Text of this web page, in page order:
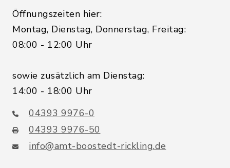
Öffnungszeiten hier:
Montag, Dienstag, Donnerstag, Freitag:
08:00 - 12:00 Uhr
sowie zusätzlich am Dienstag:
14:00 - 18:00 Uhr
04393 9976-0
04393 9976-50
info@amt-boostedt-rickling.de